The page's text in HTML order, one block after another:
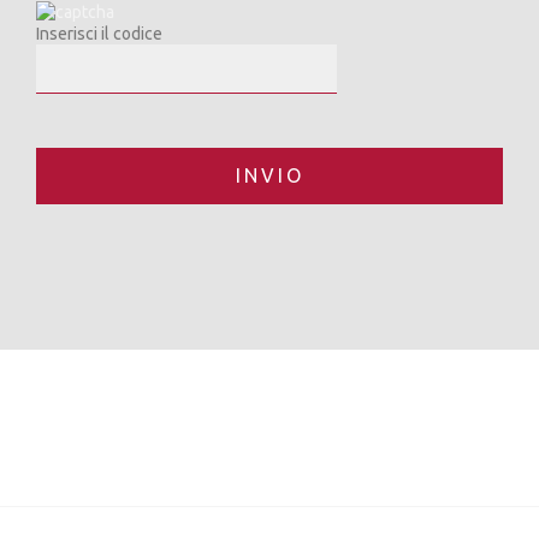
Inserisci il codice
INVIO